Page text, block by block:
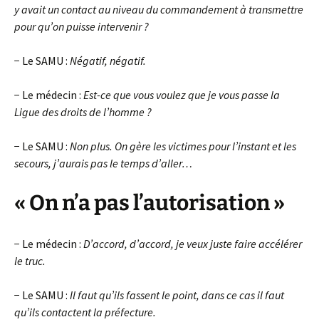
y avait un contact au niveau du commandement à transmettre
pour qu’on puisse intervenir ?
− Le SAMU : Négatif, négatif.
− Le médecin : Est-ce que vous voulez que je vous passe la
Ligue des droits de l’homme ?
− Le SAMU : Non plus. On gère les victimes pour l’instant et les
secours, j’aurais pas le temps d’aller…
« On n’a pas l’autorisation »
− Le médecin : D’accord, d’accord, je veux juste faire accélérer
le truc.
− Le SAMU : Il faut qu’ils fassent le point, dans ce cas il faut
qu’ils contactent la préfecture.